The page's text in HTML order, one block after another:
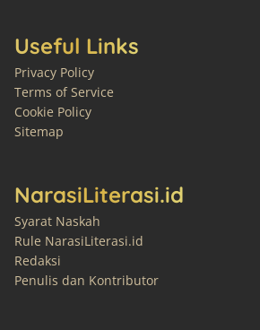
Useful Links
Privacy Policy
Terms of Service
Cookie Policy
Sitemap
NarasiLiterasi.id
Syarat Naskah
Rule NarasiLiterasi.id
Redaksi
Penulis dan Kontributor